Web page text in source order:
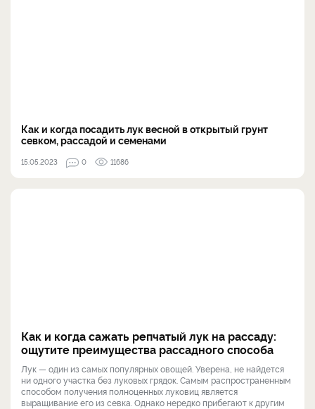
Как и когда посадить лук весной в открытый грунт
севком, рассадой и семенами
15.05.2023 0 11686
Как и когда сажать репчатый лук на рассаду:
ощутите преимущества рассадного способа
Лук — один из самых популярных овощей. Уверена, не найдется
ни одного участка без луковых грядок. Самым распространенным
способом получения полноценных луковиц является
выращивание его из севка. Однако нередко прибегают к другим